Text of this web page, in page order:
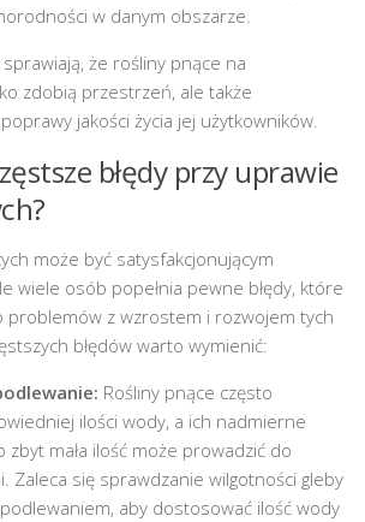
w danym obszarze.
że rośliny pnące na
zdobią przestrzeń, ale także
jakości życia jej użytkowników.
błędy przy uprawie
może być satysfakcjonującym
wiele osób popełnia pewne błędy, które
problemów z wzrostem i rozwojem tych
błędów warto wymienić:
Rośliny pnące często
ilości wody, a ich nadmierne
zbyt mała ilość może prowadzić do
Zaleca się sprawdzanie wilgotności gleby
aby dostosować ilość wody